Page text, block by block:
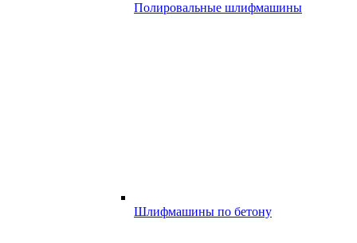
Полировальные шлифмашины
Шлифмашины по бетону